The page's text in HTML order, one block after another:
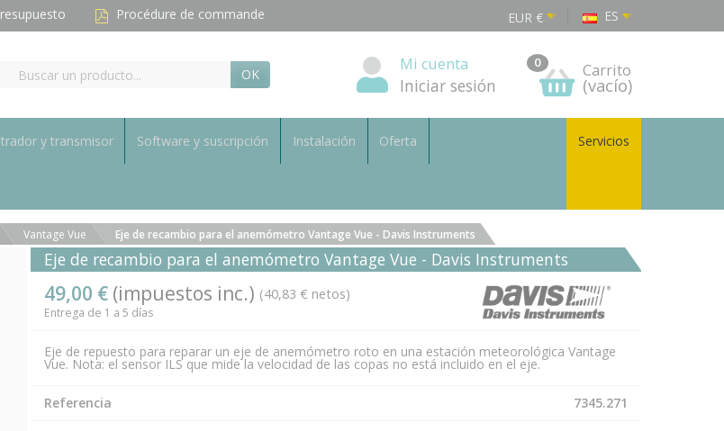
Procédure de commande EUR € ES
OK
Mi cuenta
Iniciar sesión
0 Carrito
(vacío)
y transmisor Software y suscripción Instalación Oferta Servicios
Vantage Vue Eje de recambio para el anemómetro Vantage Vue - Davis Instruments
Eje de recambio para el anemómetro Vantage Vue - Davis Instruments
49,00 € (impuestos inc.) (40,83 € netos)
Entrega de 1 a 5 días
Eje de repuesto para reparar un eje de anemómetro roto en una estación meteorológica Vantage
Vue. Nota: el sensor ILS que mide la velocidad de las copas no está incluido en el eje.
Referencia 7345.271